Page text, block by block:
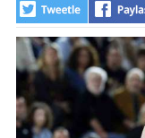
SAMSUNSPOR
GÜNDEM
SİYASET
EKONOMİ